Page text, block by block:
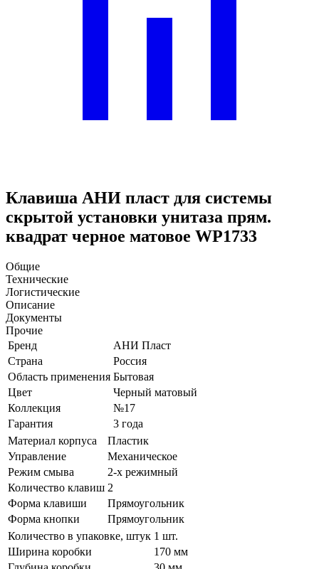
Клавиша АНИ пласт для системы
скрытой установки унитаза прям.
квадрат черное матовое WP1733
Общие
Технические
Логистические
Описание
Документы
Прочие
Бренд
АНИ Пласт
Страна
Россия
Область применения Бытовая
Цвет
Черный матовый
Коллекция
№17
Гарантия
3 года
Материал корпуса
Пластик
Управление
Механическое
Режим смыва
2-х режимный
Количество клавиш 2
Форма клавиши
Прямоугольник
Форма кнопки
Прямоугольник
Количество в упаковке, штук 1 шт.
Ширина коробки
170 мм